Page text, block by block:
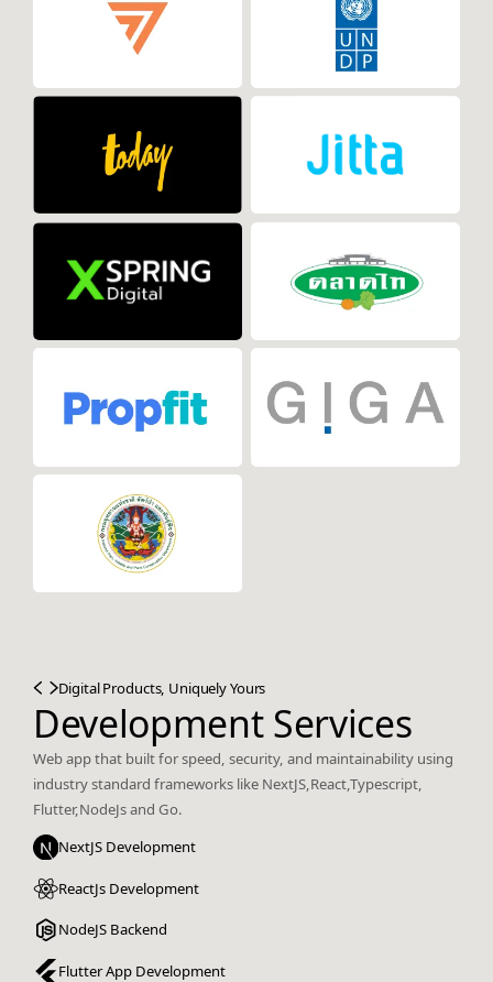
Digital Products, Uniquely Yours
Development Services
Web app that built for speed, security, and maintainability using
industry standard frameworks like NextJS,React,Typescript,
Flutter,NodeJs and Go.
NextJS Development
ReactJs Development
NodeJS Backend
Flutter App Development